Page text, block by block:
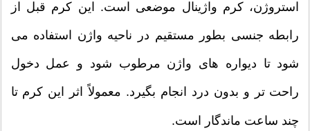
استروژن، کرم واژینال موضعی است. این کرم قبل از
رابطه جنسی بطور مستقیم در ناحیه واژن استفاده می
شود تا دیواره های واژن مرطوب شود و عمل دخول
راحت تر و بدون درد انجام بگیرد. معمولاً اثر این کرم تا
چند ساعت ماندگار است.